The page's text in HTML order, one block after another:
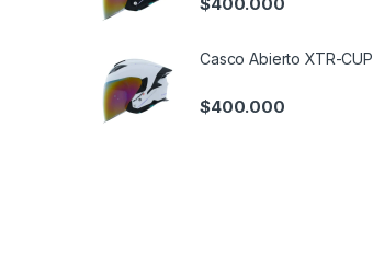
$400.000
Casco Abierto XTR-CUP
$400.000